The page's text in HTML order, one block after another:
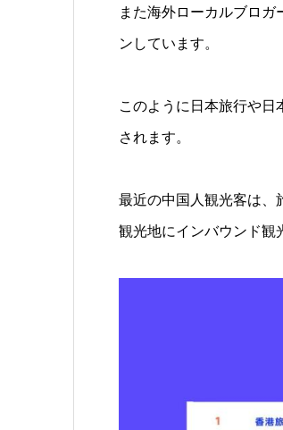
また海外ローカルブロ
ンしています。
このように日本旅行や
されます。
最近の中国人観光客は、
観光地にインバウンド観